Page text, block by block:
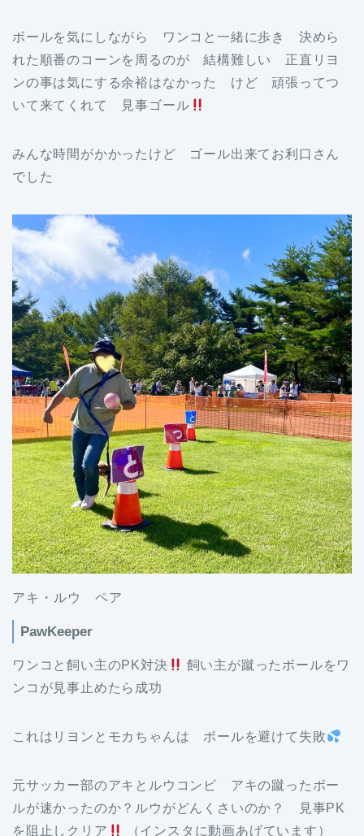
ボールを気にしながら ワンコと一緒に歩き 決めら
れた順番のコーンを周るのが 結構難しい 正直リヨ
ンの事は気にする余裕はなかった けど 頑張ってつ
いて来てくれて 見事ゴール
みんな時間がかかったけど ゴール出来てお利口さん
でした
アキ・ルウ ペア
PawKeeper
ワンコと飼い主のPK対決
飼い主が蹴ったボールをワ
ンコが見事止めたら成功
これはリヨンとモカちゃんは ボールを避けて失敗
元サッカー部のアキとルウコンビ アキの蹴ったボー
ルが速かったのか？ルウがどんくさいのか？ 見事PK
を阻止しクリア
（インスタに動画あげています）